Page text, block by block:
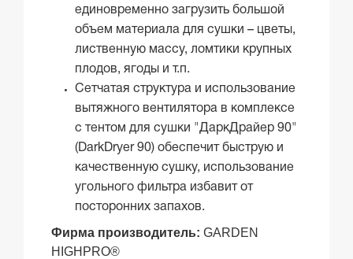
единовременно загрузить большой
объем материала для сушки – цветы,
лиственную массу, ломтики крупных
плодов, ягоды и т.п.
Сетчатая структура и использование
вытяжного вентилятора в комплексе
с тентом для сушки "ДаркДрайер 90"
(DarkDryer 90) обеспечит быструю и
качественную сушку, использование
угольного фильтра избавит от
посторонних запахов.
Фирма производитель: GARDEN
HIGHPRO®